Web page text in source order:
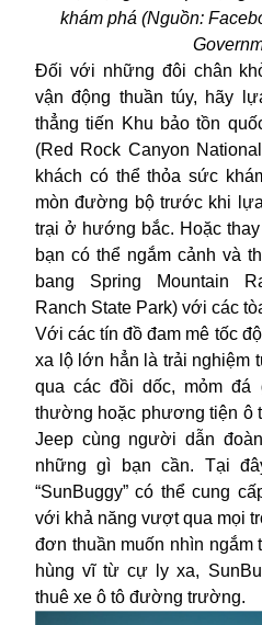
khám phá (Nguồn:
Đối với những đôi chân
vận động thuần túy, hãy
thẳng tiến Khu bảo tồn
(Red Rock Canyon
khách có thể thỏa sức
mòn đường bộ trước khi
trại ở hướng bắc. Hoặc
bạn có thể ngắm cảnh và
bang Spring Mountain
Ranch State Park) với các
Với các tín đồ đam mê tốc
xa lộ lớn hẳn là trải nghiệm
qua các đồi dốc, mỏm đá
thường hoặc phương tiện ô
Jeep cùng người dẫn
những gì bạn cần. Tại
“SunBuggy” có thể cung
với khả năng vượt qua mọi
đơn thuần muốn nhìn ngắm
hùng vĩ từ cự ly xa,
thuê xe ô tô đường trường.